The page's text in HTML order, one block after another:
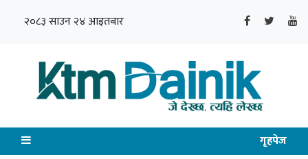
२०८३ साउन २४ आइतबार
गृहपेज